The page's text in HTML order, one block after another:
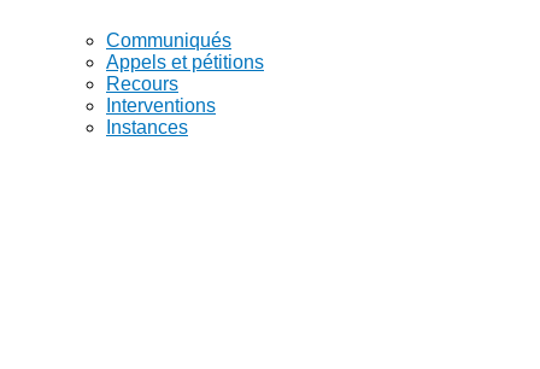
Communiqués
Appels et pétitions
Recours
Interventions
Instances